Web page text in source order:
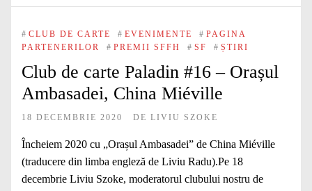
# CLUB DE CARTE # EVENIMENTE # PAGINA
PARTENERILOR
# PREMII SFFH # SF # ȘTIRI
Club de carte Paladin #16 – Orașul
Ambasadei, China Miéville
18 DECEMBRIE 2020 DE LIVIU SZOKE
Încheiem 2020 cu „Orașul Ambasadei” de China Miéville
(traducere din limba engleză de Liviu Radu).Pe 18
decembrie Liviu Szoke, moderatorul clubului nostru de